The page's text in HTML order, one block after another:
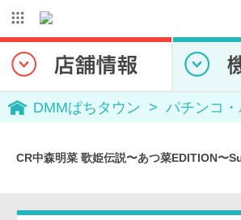
DMMぱちタウン パチンコ
CR中森明菜 歌姫伝説〜あつ菜EDITION〜